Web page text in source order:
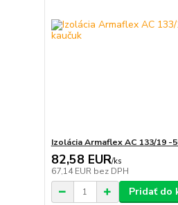
Izolácia Armaflex AC 133/19 -
82,58 EUR/ks
67,14 EUR bez DPH
Pridať do